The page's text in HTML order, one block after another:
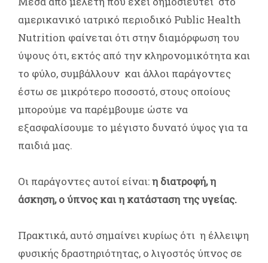
αμερικανικό ιατρικό περιοδικό Public Health
Nutrition φαίνεται ότι στην διαμόρφωση του
ύψους ότι, εκτός από την κληρονομικότητα και
το φύλο, συμβάλλουν και άλλοι παράγοντες
έστω σε μικρότερο ποσοστό, στους οποίους
μπορούμε να παρέμβουμε ώστε να
εξασφαλίσουμε το μέγιστο δυνατό ύψος για τα
παιδιά μας.
Οι παράγοντες αυτοί είναι:η διατροφή, η
άσκηση, ο ύπνος και η κατάσταση της υγείας.
Πρακτικά, αυτό σημαίνει κυρίως ότι η έλλειψη
φυσικής δραστηριότητας, ο λιγοστός ύπνος σε